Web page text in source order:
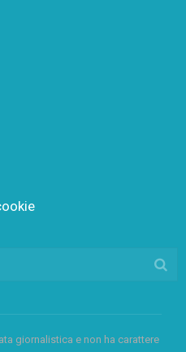
giornalistica e non ha carattere